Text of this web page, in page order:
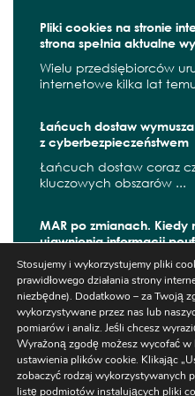
Pliki cookies na stronie
strona spełnia aktualne
Wielu przedsiębiorców
internetowe kilka lat
Łańcuch dostaw
z cyberbezpieczeństwem
Łańcuch dostaw coraz
kluczowych obszarów ...
MAR po zmianach.
ujawnienia informacji
W czerwcu 2026 r.
zmiany wynikające z ...
Stosujemy i wykorzystujemy pliki
prawidłowego działania strony
niezbędne). Dodatkowo – za Twoją
wykorzystywane przez nas lub
pomiarów i analiz. Jeśli chcesz
Wyrażoną zgodę możesz wycofać w
ustawienia plików cookie. Klikając
zobaczyć rodzaj wykorzystywanych
listę podmiotów instalujących pliki